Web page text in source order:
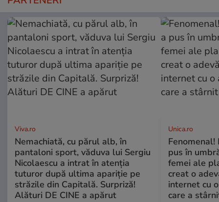
Viva.ro
Nemachiată, cu părul alb, în
pantaloni sport, văduva lui Sergiu
Nicolaescu a intrat în atenția
tuturor după ultima apariție pe
străzile din Capitală. Surpriză!
Alături DE CINE a apărut
Unica.ro
pus în
femei ale
creat o
internet cu
care a